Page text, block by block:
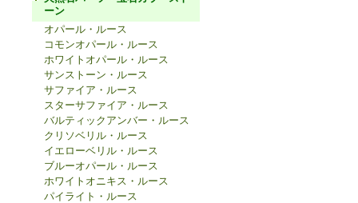
ーン
オパール・ルース
コモンオパール・ルース
ホワイトオパール・ルース
サンストーン・ルース
サファイア・ルース
スターサファイア・ルース
バルティックアンバー・ルース
クリソベリル・ルース
イエローベリル・ルース
ブルーオパール・ルース
ホワイトオニキス・ルース
パイライト・ルース